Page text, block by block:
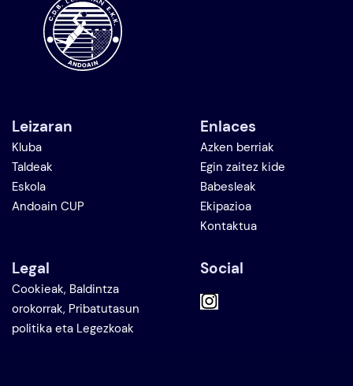
Leizaran
Kluba
Taldeak
Eskola
Andoain CUP
Enlaces
Azken berriak
Egin zaitez kide
Babesleak
Ekipazioa
Kontaktua
Legal
Cookieak, Baldintza
orokorrak, Pribatutasun
politika eta Legezkoak
Social